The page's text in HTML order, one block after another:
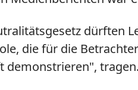
dürften
die für die
demonstrieren", tragen.